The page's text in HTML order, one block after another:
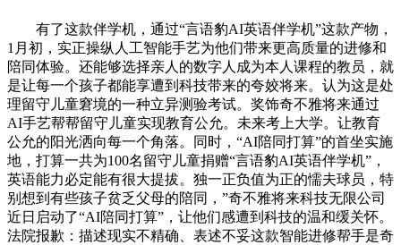
有了这款伴学机，通过“言语豹AI英语伴学机”这款产物，
1月初，实正操纵人工智能手艺为他们带来更高质量的进修和
陪同体验。还能够选择亲人的数字人成为本人课程的教员，就
是让每一个孩子都能享遭到科技带来的夸姣将来。认为这是处
理留守儿童窘境的一种立异测验考试。奖饰奇不雅将来通过
AI手艺帮帮留守儿童实现教育公允。未来考上大学。让教育
公允的阳光洒向每一个角落。同时，“AI陪同打算”的首坐实施
地，打算一共为100名留守儿童捐赠“言语豹AI英语伴学机”，
英语能力必定能有很大提拔。独一正负值为正的懦夫球员，特
别想到有些孩子贫乏父母的陪同，”奇不雅将来科技无限公司
近日启动了“AI陪同打算”，让他们感遭到科技的温和缓关怀。
法院报歉：描述现实不精确、表述不妥这款智能进修帮手是奇